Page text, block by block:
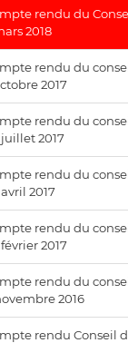
rendu du
2018
rendu du
2017
rendu du
2017
rendu du
2017
rendu du
2017
rendu du
2016
rendu Conseil